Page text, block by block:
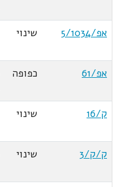
אפ/5/1034
שינוי
אפ/61
כפופה
ק/16
שינוי
ק/ק/3
שינוי